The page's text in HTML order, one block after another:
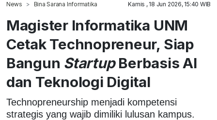
News Bina Sarana Informatika Kamis , 18 Jun 2026, 15:40 WIB
Magister Informatika UNM
Cetak Technopreneur, Siap
Bangun StartupBerbasis AI
dan Teknologi Digital
Technopreneurship menjadi kompetensi
strategis yang wajib dimiliki lulusan kampus.